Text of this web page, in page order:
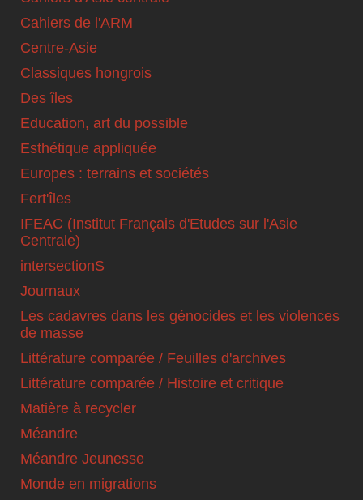
Cahiers de l'ARM
Centre-Asie
Classiques hongrois
Des îles
Education, art du possible
Esthétique appliquée
Europes : terrains et sociétés
Fert'îles
IFEAC (Institut Français d'Etudes sur l'Asie
Centrale)
intersectionS
Journaux
Les cadavres dans les génocides et les violences
de masse
Littérature comparée / Feuilles d'archives
Littérature comparée / Histoire et critique
Matière à recycler
Méandre
Méandre Jeunesse
Monde en migrations